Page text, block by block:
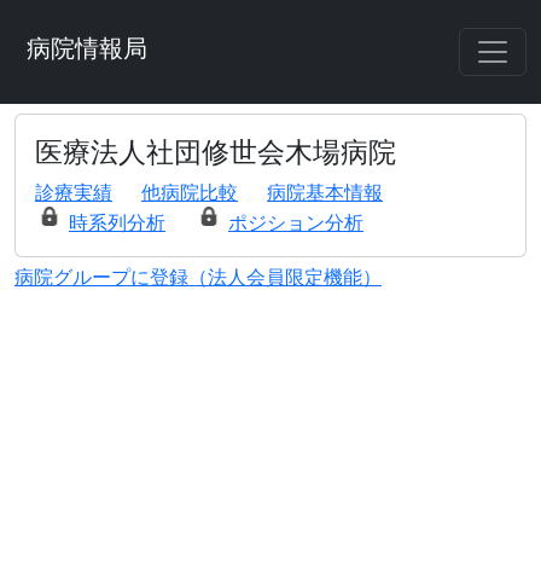
病院情報局
医療法人社団修世会木場病院
診療実績 他病院比較
病院基本情報
時系列分析
ポジション分析
病院グループに登録（法人会員限定機能）